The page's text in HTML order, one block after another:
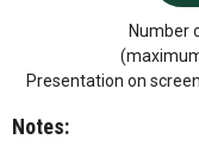
Number
Presentation on
Notes: